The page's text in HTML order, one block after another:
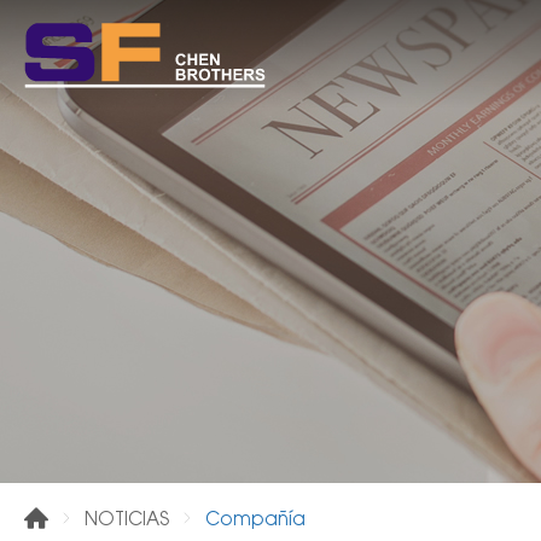
NOTICIAS Compañía